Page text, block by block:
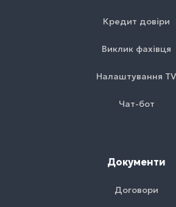
Кредит довіри
Виклик фахівця
Налаштування TV
Чат-бот
Документи
Договори